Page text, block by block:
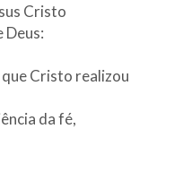
Cristo
Deus:
Cristo realizou
da fé,